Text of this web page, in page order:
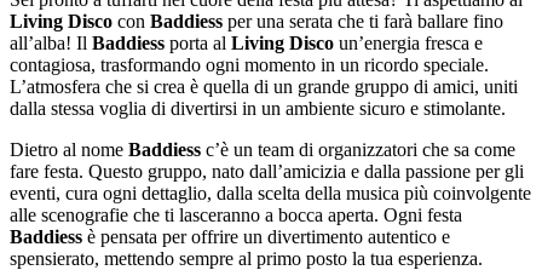
Living Disco con Baddiess per una serata che ti farà ballare fino
all’alba! Il Baddiess porta al Living Disco un’energia fresca e
contagiosa, trasformando ogni momento in un ricordo speciale.
L’atmosfera che si crea è quella di un grande gruppo di amici, uniti
dalla stessa voglia di divertirsi in un ambiente sicuro e stimolante.
Dietro al nome Baddiess c’è un team di organizzatori che sa come
fare festa. Questo gruppo, nato dall’amicizia e dalla passione per gli
eventi, cura ogni dettaglio, dalla scelta della musica più coinvolgente
alle scenografie che ti lasceranno a bocca aperta. Ogni festa
Baddiess è pensata per offrire un divertimento autentico e
spensierato, mettendo sempre al primo posto la tua esperienza.